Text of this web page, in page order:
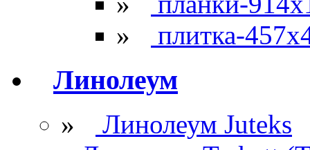
»
плитка-
Линолеум
»
Линолеум Juteks